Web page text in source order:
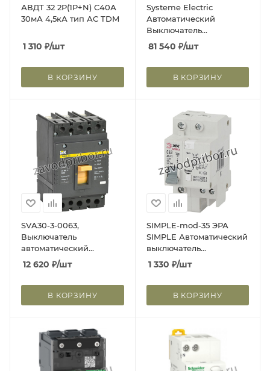
АВДТ 32 2P(1P+N) C40А
30мА 4,5кА тип АС TDM
1 310 ₽/шт
В КОРЗИНУ
Systeme Electric
Автоматический
Выключатель
SYSTEMEPACT CCB100
36KA 3P3D TMD50 рычаг
81 540 ₽/шт
В КОРЗИНУ
SVA30-3-0063,
Выключатель
автоматический
трехполюсный ВА88-35
63А 35кА РЭ630А
12 620 ₽/шт
В КОРЗИНУ
SIMPLE-mod-35 ЭРА
SIMPLE Автоматический
выключатель
дифференциального
тока 1P+N 63А 30мА тип
1 330 ₽/шт
В КОРЗИНУ